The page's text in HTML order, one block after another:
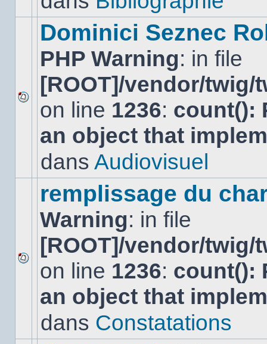
Aucun
nouveau
message
non-
dans
Dominici Seznec
PHP Warning: in file
[ROOT]/vendor/
on line 1236: count():
an object that
dans Audiovisuel
Aucun
nouveau
message
non-
dans
remplissage du
Warning: in file
[ROOT]/vendor/
on line 1236: count():
an object that
dans Constatations